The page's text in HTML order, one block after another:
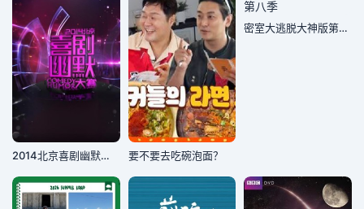
2014北京喜剧幽默大赛 要不要去吃碗泡面？
密室大逃脱大神版第八季